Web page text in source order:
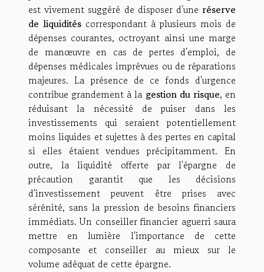
est vivement suggéré de disposer d'une réserve
de liquidités correspondant à plusieurs mois de
dépenses courantes, octroyant ainsi une marge
de manœuvre en cas de pertes d'emploi, de
dépenses médicales imprévues ou de réparations
majeures. La présence de ce fonds d'urgence
contribue grandement à la gestion du risque, en
réduisant la nécessité de puiser dans les
investissements qui seraient potentiellement
moins liquides et sujettes à des pertes en capital
si elles étaient vendues précipitamment. En
outre, la liquidité offerte par l'épargne de
précaution garantit que les décisions
d'investissement peuvent être prises avec
sérénité, sans la pression de besoins financiers
immédiats. Un conseiller financier aguerri saura
mettre en lumière l'importance de cette
composante et conseiller au mieux sur le
volume adéquat de cette épargne.